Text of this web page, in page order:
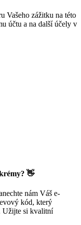
Vašeho zážitku na této
účtu a na další účely v
👋
nám Váš e-
kód, který
Užijte si kvalitní